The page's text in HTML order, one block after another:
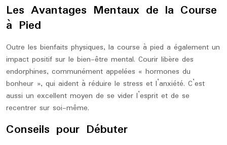
Les Avantages Mentaux de la Course
à Pied
Outre les bienfaits physiques, la course à pied a également un
impact positif sur le bien-être mental. Courir libère des
endorphines, communément appelées « hormones du
bonheur », qui aident à réduire le stress et l’anxiété. C’est
aussi un excellent moyen de se vider l’esprit et de se
recentrer sur soi-même.
Conseils pour Débuter